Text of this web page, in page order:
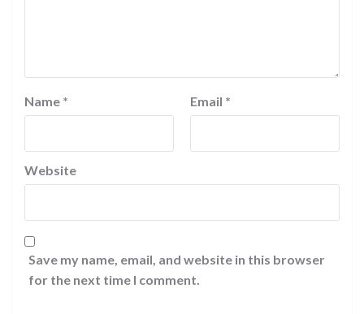
Name * Email *
Website
Save my name, email, and website in this browser
for the next time I comment.